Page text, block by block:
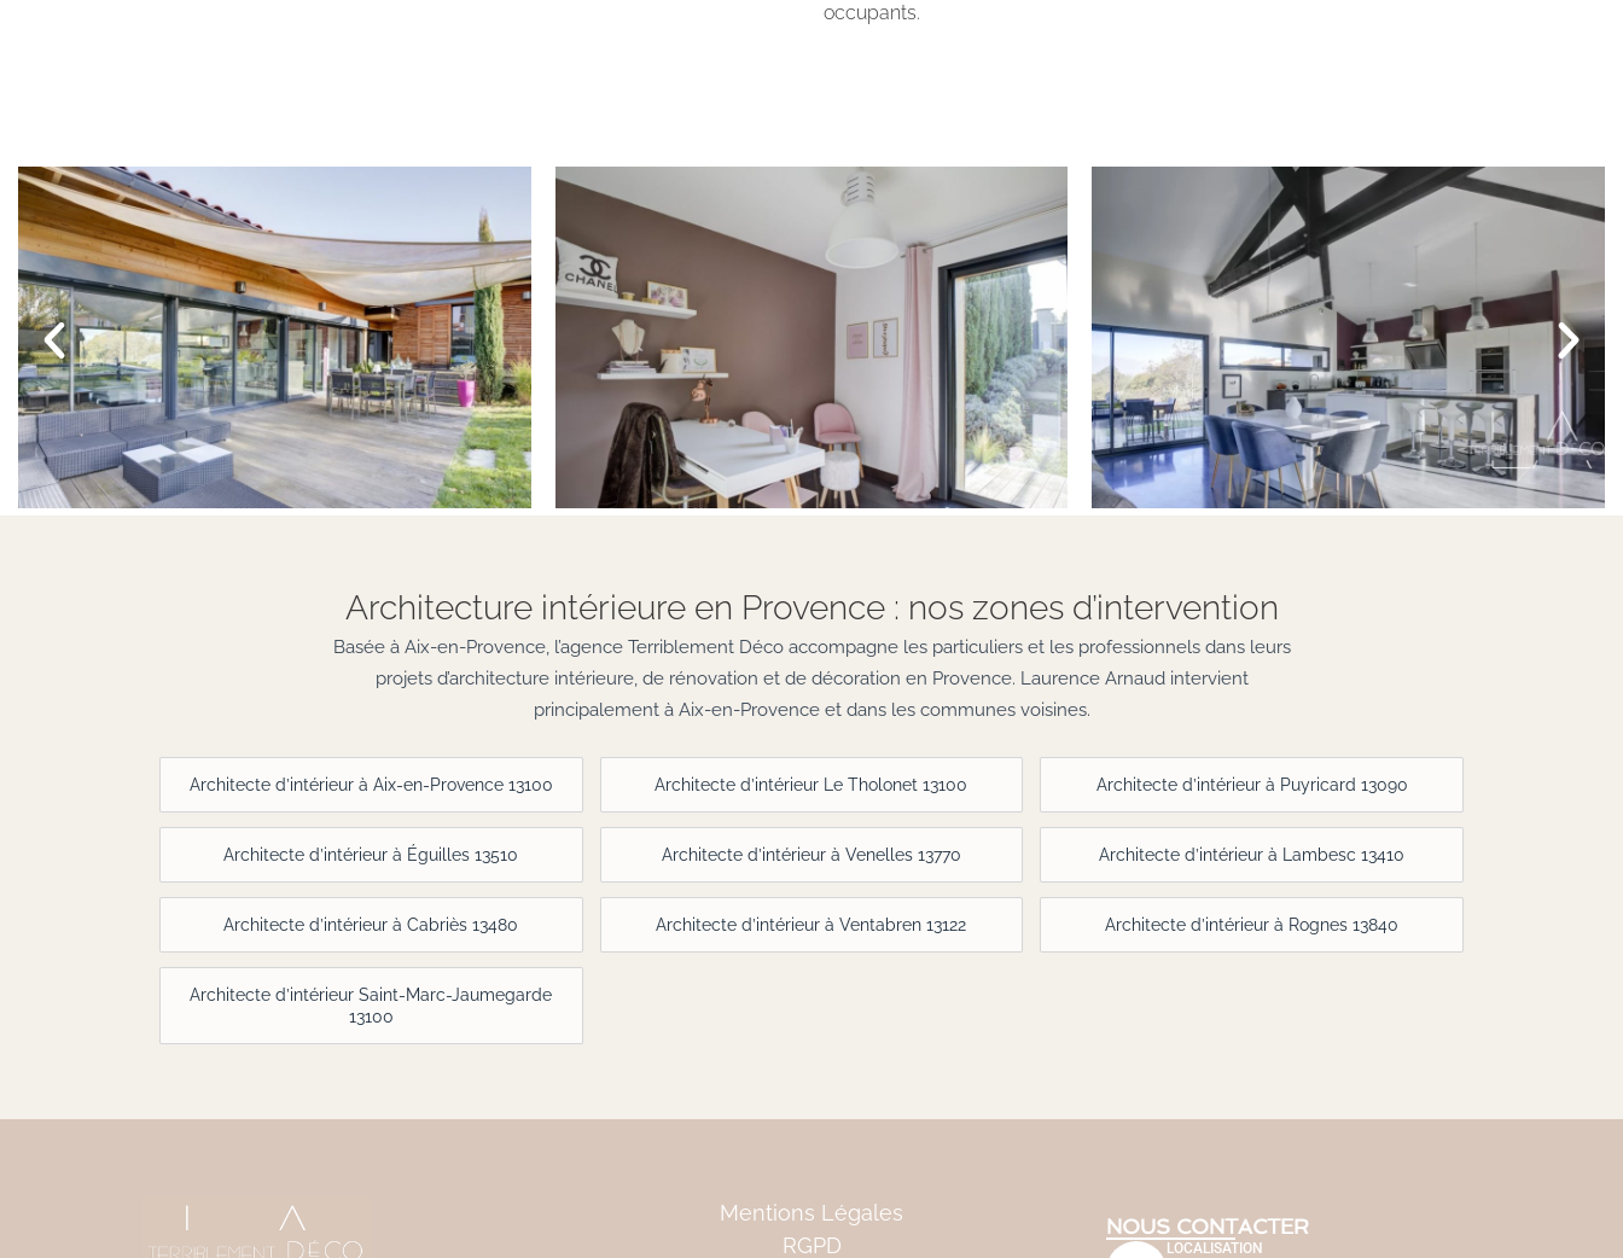
occupants.
Architecture intérieure en Provence : nos zones d’intervention
Basée à Aix-en-Provence, l’agence Terriblement Déco accompagne les particuliers et les professionnels dans leurs
projets d’architecture intérieure, de rénovation et de décoration en Provence. Laurence Arnaud intervient
principalement à Aix-en-Provence et dans les communes voisines.
Architecte d’intérieur à Aix-en-Provence 13100 Architecte d’intérieur Le Tholonet 13100 Architecte d’intérieur à Puyricard 13090
Architecte d’intérieur à Éguilles 13510 Architecte d’intérieur à Venelles 13770 Architecte d’intérieur à Lambesc 13410
Architecte d’intérieur à Cabriès 13480 Architecte d’intérieur à Ventabren 13122 Architecte d’intérieur à Rognes 13840
Architecte d’intérieur Saint-Marc-Jaumegarde
13100
Mentions Légales
RGPD
NOUS CONTACTER
LOCALISATION